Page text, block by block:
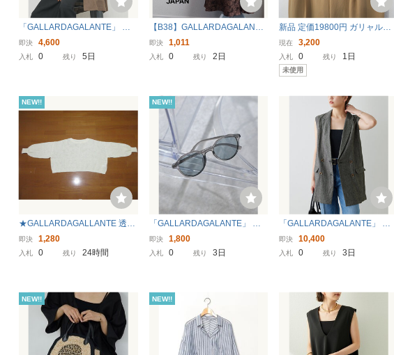
「GALLARDAGALANTE」 ノ
ースリーブシャツ FREE ブラウ
ン レディース
即決 4,600
入札 0 残り 5日
【B38】GALLARDAGALANTE
NAVY ガリャルダガランテ 花
柄マキシスカート ブラウン
即決 1,011
入札 0 残り 2日
新品 定価19800円 ガリャルダ
ガランテ 春夏 ストレッチ ワイ
ド パンツ ベージュ 0 レディー
ス S M GALLARDAGALANTE
ジャージー スラックス
現在 3,200
入札 0 残り 1日
未使用
NEW!!
★GALLARDAGALLANTE 透け
編みデザイン ショート丈 ニッ
トカットソー アイボリー F★
即決 1,280
入札 0 残り 24時間
NEW!!
「GALLARDAGALANTE」 サ
ングラス FREE グレー レディ
ース
即決 1,800
入札 0 残り 3日
「GALLARDAGALANTE」 ベ
スト FREE グレー レディース
即決 10,400
入札 0 残り 3日
NEW!! NEW!!